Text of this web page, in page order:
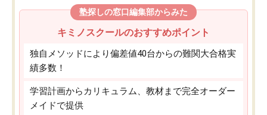
塾探しの窓口編集部からみた
キミノスクールのおすすめポイント
独自メソッドにより偏差値40台からの難関大合格実
績多数！
学習計画からカリキュラム、教材まで完全オーダー
メイドで提供